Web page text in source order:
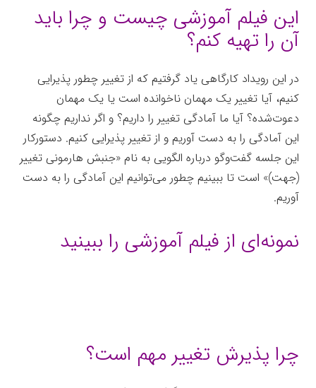
این فیلم آموزشی چیست و چرا باید
آن را تهیه کنم؟
در این رویداد کارگاهی یاد گرفتیم که از تغییر چطور پذیرایی
کنیم، آیا تغییر یک مهمان ناخوانده است یا یک مهمان
دعوت‌شده؟ آیا ما آمادگی تغییر را داریم؟ و اگر نداریم چگونه
این آمادگی را به دست آوریم و از تغییر پذیرایی کنیم. دستورکار
این جلسه گفت‌وگو درباره الگویی به نام «جنبش هارمونی تغییر
(جهت)» است تا ببینیم چطور می‌توانیم این آمادگی را به دست
آوریم.
نمونه‌ای از فیلم آموزشی را ببینید
چرا پذیرش تغییر مهم است؟